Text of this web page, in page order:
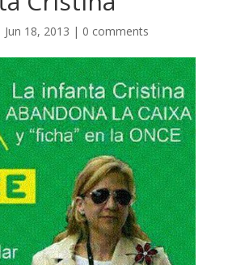
Jun 18, 2013 | 0 comments